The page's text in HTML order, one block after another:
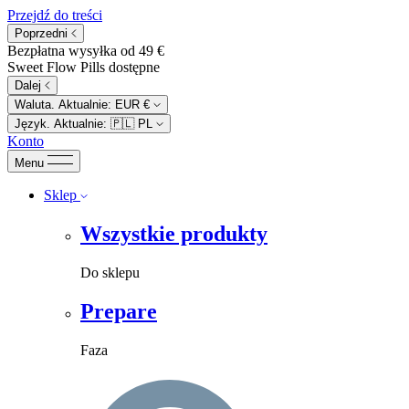
Przejdź do treści
Poprzedni
Bezpłatna wysyłka od 49 €
Sweet Flow Pills dostępne
Dalej
Waluta. Aktualnie:
EUR €
Język. Aktualnie: 🇵🇱 PL
Konto
Menu
Sklep
Wszystkie produkty
Do sklepu
Prepare
Faza